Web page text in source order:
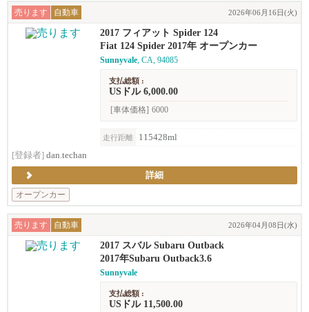
売ります 自動車 2026年06月16日(火)
2017 フィアット Spider 124
Fiat 124 Spider 2017年 オープンカー
Sunnyvale, CA, 94085
支払総額 :
USドル 6,000.00
[車体価格] 6000
走行距離
115428ml
[登録者] dan.techan
詳細
オープンカー
売ります 自動車 2026年04月08日(水)
2017 スバル Subaru Outback
2017年Subaru Outback3.6
Sunnyvale
支払総額 :
USドル 11,500.00